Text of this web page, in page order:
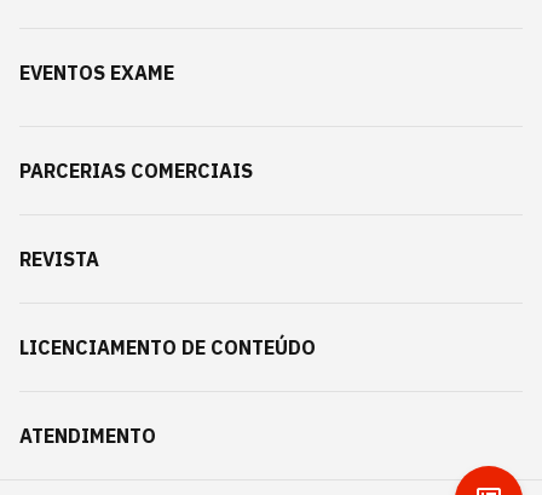
EVENTOS EXAME
PARCERIAS COMERCIAIS
REVISTA
LICENCIAMENTO DE CONTEÚDO
ATENDIMENTO